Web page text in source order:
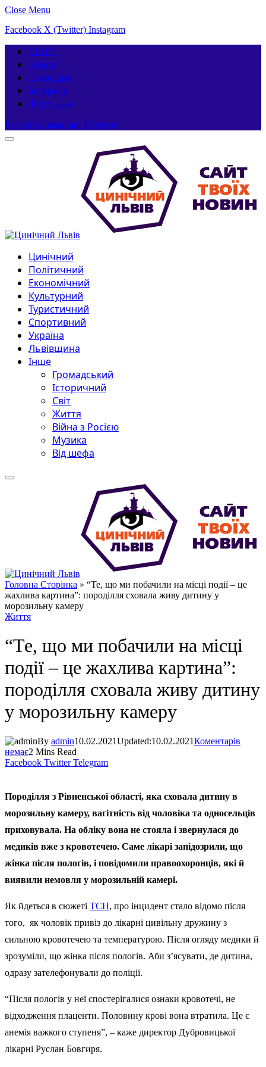
Close Menu
Facebook X (Twitter) Instagram
Статті
Блоги
Відео дня
Інтерв’ю
Фото дня
Facebook Instagram Telegram
Цинічний
Політичний
Економічний
Культурний
Туристичний
Спортивний
Україна
Львівщина
Інше
Громадський
Історичний
Світ
Життя
Війна з Росією
Музика
Від шефа
Головна Сторінка » “Те, що ми побачили на місці події – це
жахлива картина”: породілля сховала живу дитину у
морозильну камеру
Життя
“Те, що ми побачили на місці
події – це жахлива картина”:
породілля сховала живу дитину
у морозильну камеру
By admin10.02.2021Updated:10.02.2021Коментарів
немає2 Mins Read
Facebook Twitter Telegram
Породілля з Рівненської області, яка сховала дитину в
морозильну камеру, вагітність від чоловіка та односельців
приховувала. На обліку вона не стояла і звернулася до
медиків вже з кровотечею. Саме лікарі запідозрили, що
жінка після пологів, і повідомили правоохоронців, які й
виявили немовля у морозильній камері.
Як йдеться в сюжеті ТСН, про інцидент стало відомо після
того, як чоловік привіз до лікарні цивільну дружину з
сильною кровотечею та температурою. Після огляду медики й
зрозуміли, що жінка після пологів. Аби з’ясувати, де дитина,
одразу зателефонували до поліції.
“Після пологів у неї спостерігалися ознаки кровотечі, не
відходження плаценти. Половину крові вона втратила. Це є
анемія важкого ступеня”, – каже директор Дубровицької
лікарні Руслан Бовгиря.